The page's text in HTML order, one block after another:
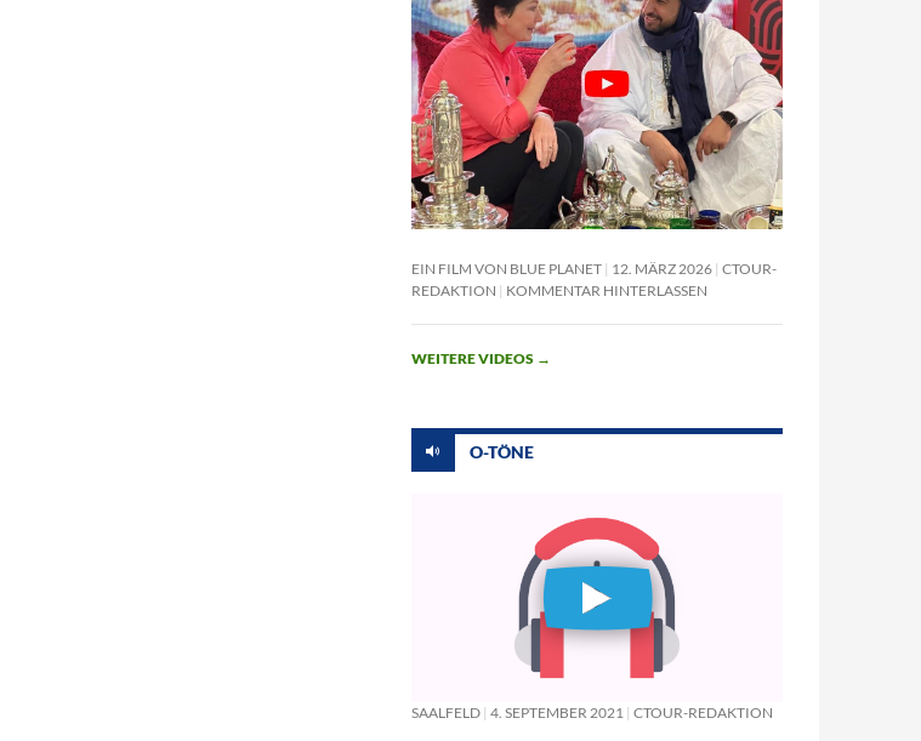
EIN FILM VON BLUE PLANET 12. MÄRZ 2026 CTOUR-
REDAKTION
KOMMENTAR HINTERLASSEN
WEITERE VIDEOS →
O-TÖNE
SAALFELD 4. SEPTEMBER 2021 CTOUR-REDAKTION